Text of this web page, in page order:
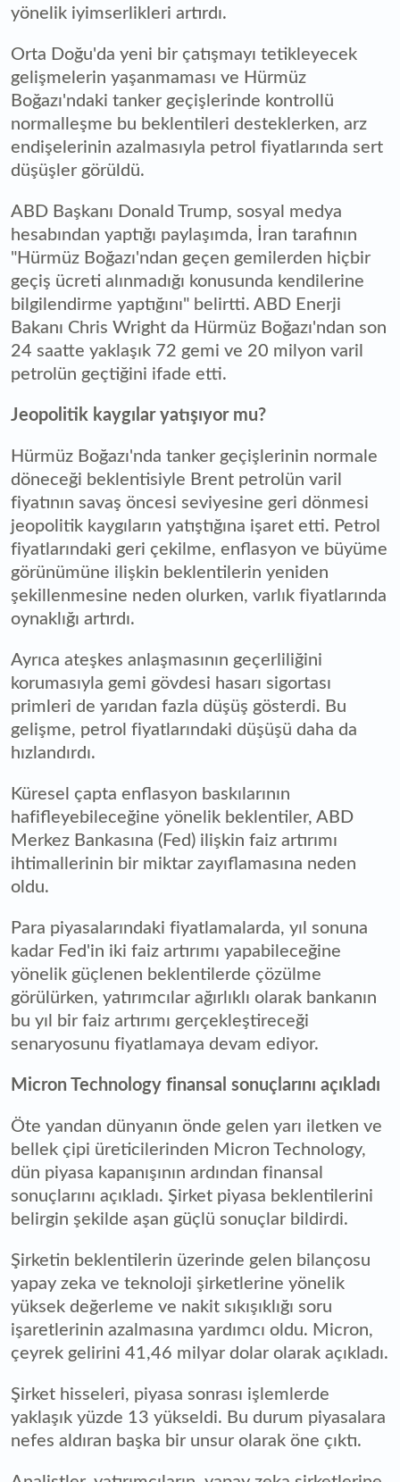
yönelik iyimserlikleri artırdı.
Orta Doğu'da yeni bir çatışmayı tetikleyecek
gelişmelerin yaşanmaması ve Hürmüz
Boğazı'ndaki tanker geçişlerinde kontrollü
normalleşme bu beklentileri desteklerken, arz
endişelerinin azalmasıyla petrol fiyatlarında sert
düşüşler görüldü.
ABD Başkanı Donald Trump, sosyal medya
hesabından yaptığı paylaşımda, İran tarafının
"Hürmüz Boğazı'ndan geçen gemilerden hiçbir
geçiş ücreti alınmadığı konusunda kendilerine
bilgilendirme yaptığını" belirtti. ABD Enerji
Bakanı Chris Wright da Hürmüz Boğazı'ndan son
24 saatte yaklaşık 72 gemi ve 20 milyon varil
petrolün geçtiğini ifade etti.
Jeopolitik kaygılar yatışıyor mu?
Hürmüz Boğazı'nda tanker geçişlerinin normale
döneceği beklentisiyle Brent petrolün varil
fiyatının savaş öncesi seviyesine geri dönmesi
jeopolitik kaygıların yatıştığına işaret etti. Petrol
fiyatlarındaki geri çekilme, enflasyon ve büyüme
görünümüne ilişkin beklentilerin yeniden
şekillenmesine neden olurken, varlık fiyatlarında
oynaklığı artırdı.
Ayrıca ateşkes anlaşmasının geçerliliğini
korumasıyla gemi gövdesi hasarı sigortası
primleri de yarıdan fazla düşüş gösterdi. Bu
gelişme, petrol fiyatlarındaki düşüşü daha da
hızlandırdı.
Küresel çapta enflasyon baskılarının
hafifleyebileceğine yönelik beklentiler, ABD
Merkez Bankasına (Fed) ilişkin faiz artırımı
ihtimallerinin bir miktar zayıflamasına neden
oldu.
Para piyasalarındaki fiyatlamalarda, yıl sonuna
kadar Fed'in iki faiz artırımı yapabileceğine
yönelik güçlenen beklentilerde çözülme
görülürken, yatırımcılar ağırlıklı olarak bankanın
bu yıl bir faiz artırımı gerçekleştireceği
senaryosunu fiyatlamaya devam ediyor.
Micron Technology finansal sonuçlarını açıkladı
Öte yandan dünyanın önde gelen yarı iletken ve
bellek çipi üreticilerinden Micron Technology,
dün piyasa kapanışının ardından finansal
sonuçlarını açıkladı. Şirket piyasa beklentilerini
belirgin şekilde aşan güçlü sonuçlar bildirdi.
Şirketin beklentilerin üzerinde gelen bilançosu
yapay zeka ve teknoloji şirketlerine yönelik
yüksek değerleme ve nakit sıkışıklığı soru
işaretlerinin azalmasına yardımcı oldu. Micron,
çeyrek gelirini 41,46 milyar dolar olarak açıkladı.
Şirket hisseleri, piyasa sonrası işlemlerde
yaklaşık yüzde 13 yükseldi. Bu durum piyasalara
nefes aldıran başka bir unsur olarak öne çıktı.